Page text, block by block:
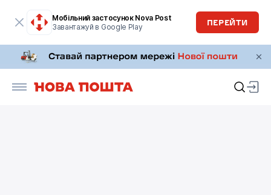
Мобільний застосунок Nova Post
Завантажуй в Google Play
ПЕРЕЙТИ